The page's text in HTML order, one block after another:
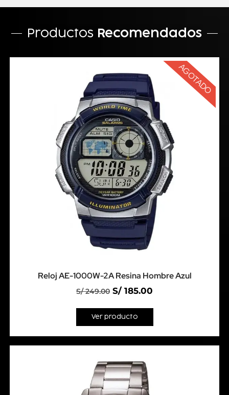
Productos Recomendados
AGOTADO
Reloj AE-1000W-2A Resina Hombre Azul
S/249.00 S/ 185.00
Ver producto